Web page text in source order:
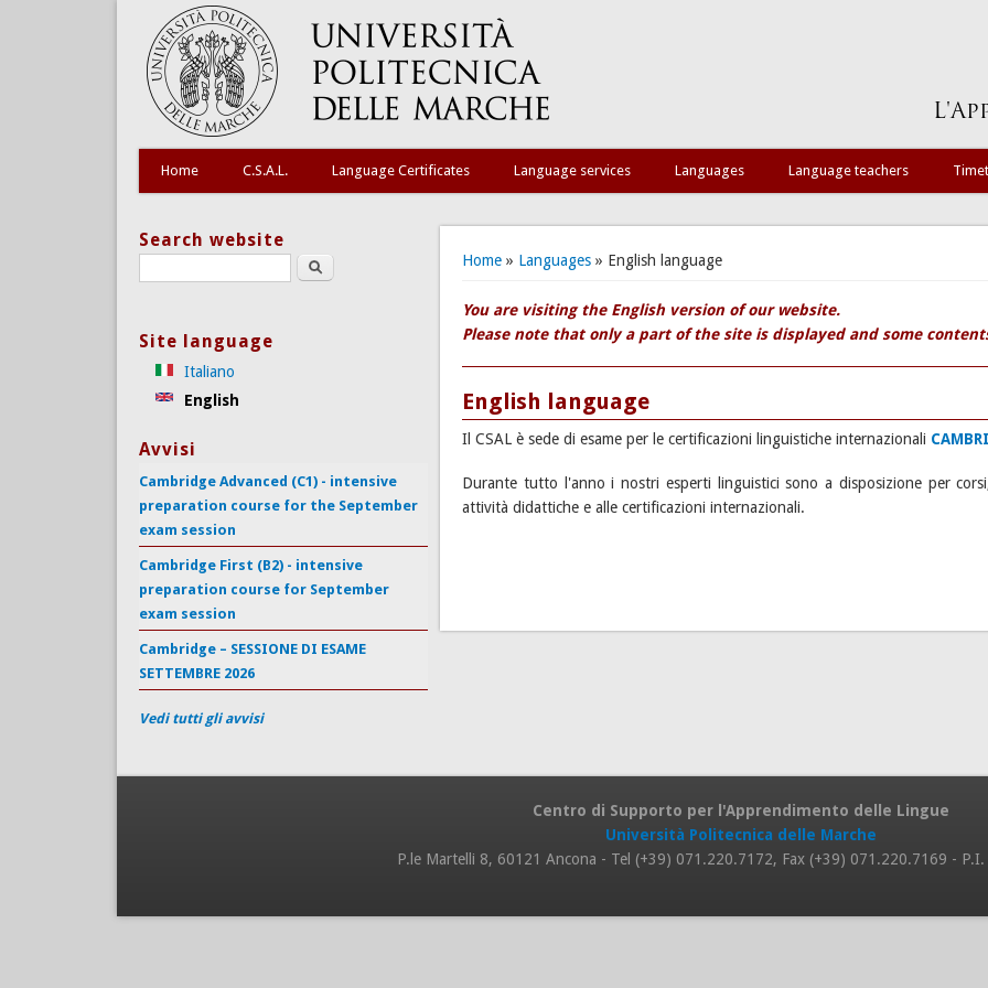
Home C.S.A.L. Language Certificates Language services Languages Language teachers
You are here
Home» Languages» English language
You are visiting the English version of our website.
Please note that only a part of the site is displayed and some
English language
Il CSAL è sede di esame per le certificazioni linguistiche internazionali
Durante tutto l'anno i nostri esperti linguistici sono a disposizione per
attività didattiche e alle certificazioni internazionali.
Search website
Search this site
Site language
Italiano
English
Avvisi
Cambridge Advanced (C1) - intensive
preparation course for the September
exam session
Cambridge First (B2) - intensive
preparation course for September
exam session
Cambridge – SESSIONE DI ESAME
SETTEMBRE 2026
Vedi tutti gli avvisi
Centro di Supporto per l'Apprendimento delle Lingue
Università Politecnica delle Marche
P.le Martelli 8, 60121 Ancona - Tel (+39) 071.220.7172, Fax (+39) 071.220.7169 -